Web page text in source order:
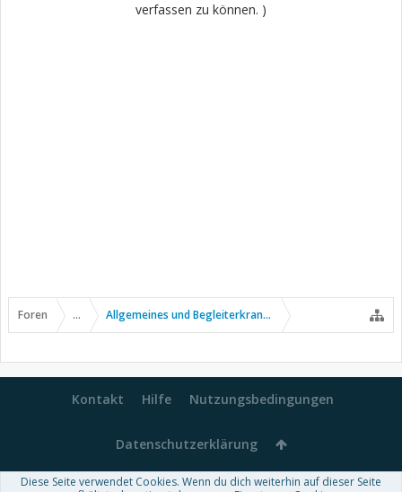
verfassen zu können. )
Foren ... Allgemeines und Begleiterkrankungen
Kontakt Hilfe Nutzungsbedingungen
Datenschutzerklärung
Diese Seite verwendet Cookies. Wenn du dich weiterhin auf dieser Seite